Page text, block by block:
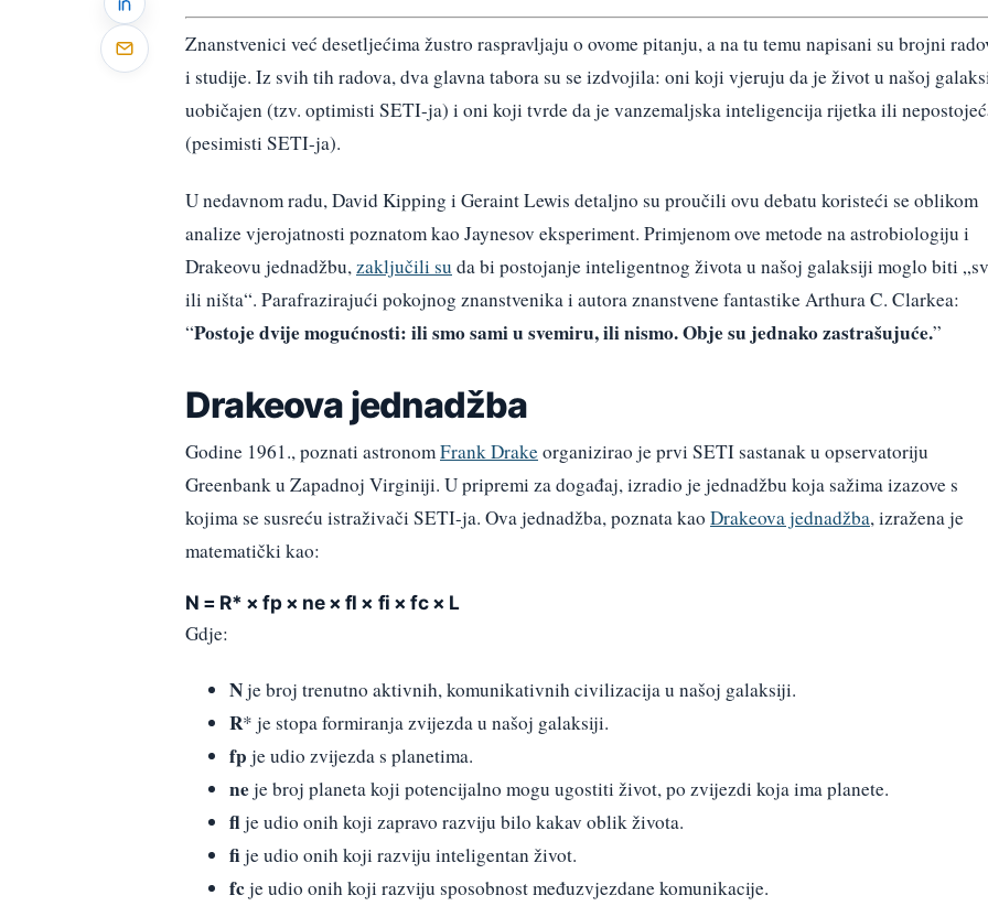
Znanstvenici već desetljećima žustro raspravljaju o ovome pitanju, a na tu temu napisani su brojni
i studije. Iz svih tih radova, dva glavna tabora su se izdvojila: oni koji vjeruju da je život u našoj
uobičajen (tzv. optimisti SETI-ja) i oni koji tvrde da je vanzemaljska inteligencija rijetka ili
(pesimisti SETI-ja).
U nedavnom radu, David Kipping i Geraint Lewis detaljno su proučili ovu debatu koristeći se oblikom
analize vjerojatnosti poznatom kao Jaynesov eksperiment. Primjenom ove metode na astrobiologiju i
Drakeovu jednadžbu, zaključili su da bi postojanje inteligentnog života u našoj galaksiji moglo biti
ili ništa“. Parafrazirajući pokojnog znanstvenika i autora znanstvene fantastike Arthura C. Clarkea:
“Postoje dvije mogućnosti: ili smo sami u svemiru, ili nismo. Obje su jednako zastrašujuće.”
Drakeova jednadžba
Godine 1961., poznati astronomFrank Drakeorganizirao je prvi SETI sastanak u opservatoriju
Greenbank u Zapadnoj Virginiji. U pripremi za događaj, izradio je jednadžbu koja sažima izazove s
kojima se susreću istraživači SETI-ja. Ova jednadžba, poznata kao Drakeova jednadžba, izražena je
matematički kao:
N = R* × fp × ne × fl × fi × fc × L
Gdje:
Nje broj trenutno aktivnih, komunikativnih civilizacija u našoj galaksiji.
R* je stopa formiranja zvijezda u našoj galaksiji.
fp je udio zvijezda s planetima.
neje broj planeta koji potencijalno mogu ugostiti život, po zvijezdi koja ima planete.
fl je udio onih koji zapravo razviju bilo kakav oblik života.
fije udio onih koji razviju inteligentan život.
fcje udio onih koji razviju sposobnost međuzvjezdane komunikacije.